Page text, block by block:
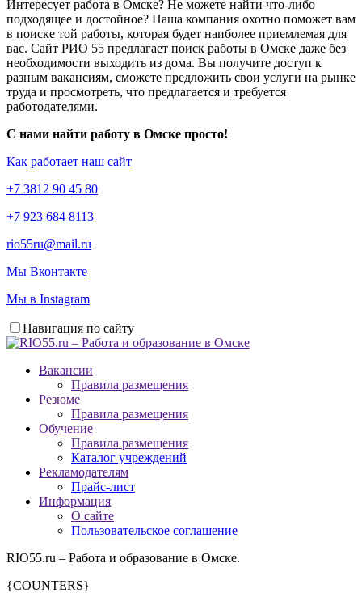
Интересует работа в Омске? Не можете найти что-либо
подходящее и достойное? Наша компания охотно поможет вам
в поиске той работы, которая будет наиболее приемлемая для
вас. Сайт РИО 55 предлагает поиск работы в Омске даже без
необходимости выходить из дома. Вы получите доступ к
разным вакансиям, сможете предложить свои услуги на рынке
труда и просмотреть, что предлагается и требуется
работодателями.
С нами найти работу в Омске просто!
Как работает наш сайт
+7 3812 90 45 80
+7 923 684 8113
rio55ru@mail.ru
Мы Вконтакте
Мы в Instagram
Навигация по сайту
Вакансии
Правила размещения
Резюме
Правила размещения
Обучение
Правила размещения
Каталог учреждений
Рекламодателям
Прайс-лист
Информация
О сайте
Пользовательское соглашение
RIO55.ru – Работа и образование в Омске.
{COUNTERS}